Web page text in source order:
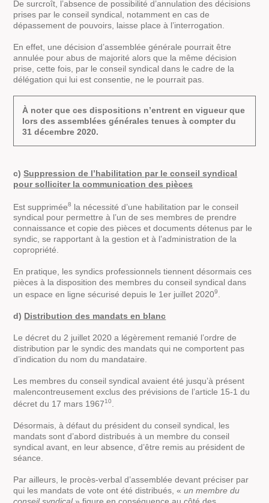
De surcroît, l’absence de possibilité d’annulation des décisions
prises par le conseil syndical, notamment en cas de
dépassement de pouvoirs, laisse place à l’interrogation.
En effet, une décision d’assemblée générale pourrait être
annulée pour abus de majorité alors que la même décision
prise, cette fois, par le conseil syndical dans le cadre de la
délégation qui lui est consentie, ne le pourrait pas.
À noter que ces dispositions n’entrent en vigueur que
lors des assemblées générales tenues à compter du
31 décembre 2020.
c)Suppression de l’habilitation par le conseil syndical
pour solliciter la communication des pièces
Est supprimée8 la nécessité d’une habilitation par le conseil
syndical pour permettre à l’un de ses membres de prendre
connaissance et copie des pièces et documents détenus par le
syndic, se rapportant à la gestion et à l’administration de la
copropriété.
En pratique, les syndics professionnels tiennent désormais ces
pièces à la disposition des membres du conseil syndical dans
un espace en ligne sécurisé depuis le 1er juillet 20209
d) Distribution des mandats en blanc
Le décret du 2 juillet 2020 a légèrement remanié l’ordre de
distribution par le syndic des mandats qui ne comportent pas
d’indication du nom du mandataire.
Les membres du conseil syndical avaient été jusqu’à présent
malencontreusement exclus des prévisions de l’article 15-1 du
décret du 17 mars 196710
Désormais, à défaut du président du conseil syndical, les
mandats sont d’abord distribués à un membre du conseil
syndical avant, en leur absence, d’être remis au président de
séance.
Par ailleurs, le procès-verbal d’assemblée devant préciser par
qui les mandats de vote ont été distribués, «un membre du
conseil syndical» figure en conséquence au côté des